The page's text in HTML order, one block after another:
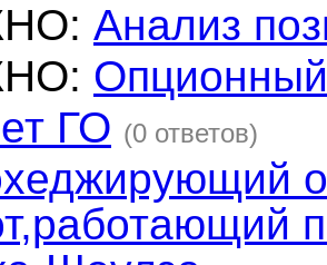
Анализ
Опционный
ГО (0 ответов)